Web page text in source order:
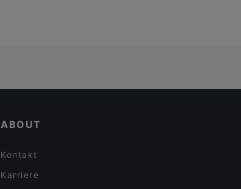
ABOUT
Kontakt
Karriere